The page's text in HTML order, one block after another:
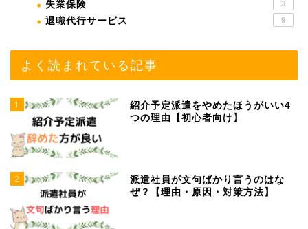
失業保険 3
退職代行サービス 9
よく読まれている記事
1
紹介予定派遣をやめたほうがいい4
つの理由【初心者向け】
2
派遣社員が文句ばかり言うのはな
ぜ？【理由・原因・対策方法】